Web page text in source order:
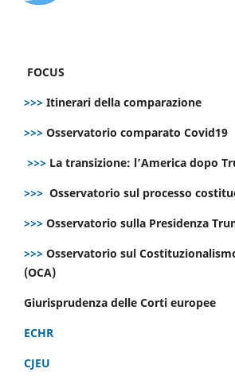
FOCUS
>>> Itinerari della comparazione
>>> Osservatorio comparato Covid19
>>> La transizione: l’America dopo
>>> Osservatorio sul processo
>>> Osservatorio sulla Presidenza
>>> Osservatorio sul
(OCA)
Giurisprudenza delle Corti europee
ECHR
CJEU